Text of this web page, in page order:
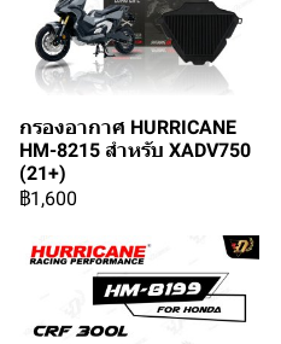
กรองอากาศ HURRICANE
HM-8215 สำหรับ XADV750
(21+)
฿1,600